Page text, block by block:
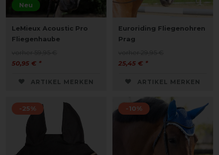
Neu
LeMieux Acoustic Pro
Fliegenhaube
50,95 € *
ARTIKEL MERKEN
Euroriding Fliegenohren
Prag
25,45 € *
ARTIKEL MERKEN
-25% -10%